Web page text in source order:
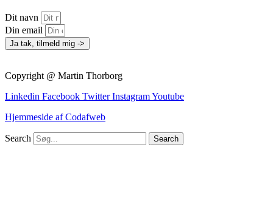
Dit navn
Din email
Ja tak, tilmeld mig ->
Copyright @ Martin Thorborg
Linkedin Facebook Twitter InstagramYoutube
Hjemmeside af Codafweb
Search Search